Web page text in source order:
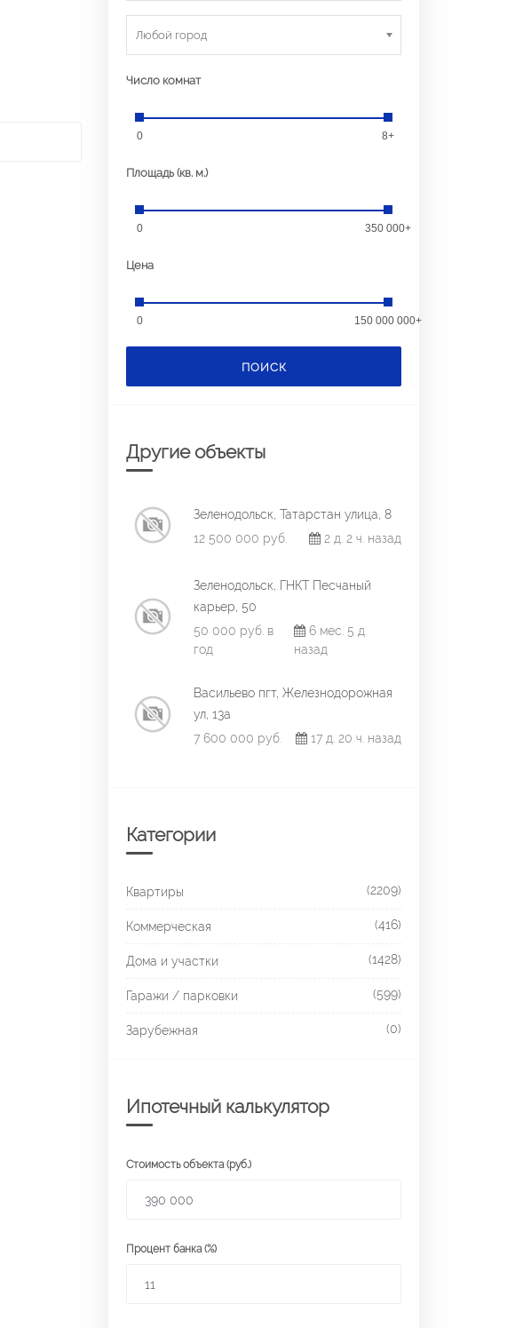
Любой город
Число комнат
0 8+
Площадь (кв. м.)
0 350 000+
Цена
0 150 000 000+
ПОИСК
Другие объекты
Зеленодольск, Татарстан улица, 8
12 500 000 руб.
2 д. 2 ч. назад
Зеленодольск, ГНКТ Песчаный
карьер, 50
50 000 руб. в
год
6 мес. 5 д.
назад
Васильево пгт, Железнодорожная
ул, 13а
7 600 000 руб.
17 д. 20 ч. назад
Категории
Квартиры (2209)
Коммерческая (416)
Дома и участки (1428)
Гаражи / парковки (599)
Зарубежная (0)
Ипотечный калькулятор
Стоимость объекта (руб.)
Процент банка (%)